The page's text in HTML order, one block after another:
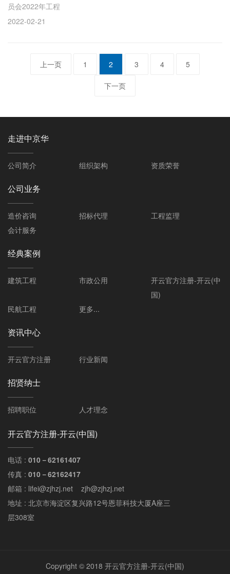
员会2022年工程
2022-02-21
上一页 1 2 3 4 5
下一页
走进中京华
公司简介 组织架构 资质荣誉
公司业务
造价咨询 招标代理
工程监理
会计服务
经典案例
建筑工程 市政公用
开云官方注册-开云(中
国)
民航工程
更多...
资讯中心
开云官方注册 行业新闻
招贤纳士
招聘职位 人才理念
开云官方注册-开云(中国)
电话 : 010－62161407
传真 : 010－62162417
邮箱 : lifei@zjhzj.net zjh@zjhzj.net
地址 : 北京市海淀区复兴路12号恩菲科技大厦A座三
层308室
Copyright © 2018 开云官方注册-开云(中国)